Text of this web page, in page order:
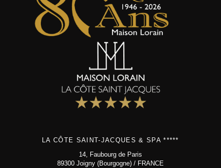
LA CÔTE SAINT-JACQUES & SPA *****
14, Faubourg de Paris
89300 Joigny (Bourgogne) / FRANCE